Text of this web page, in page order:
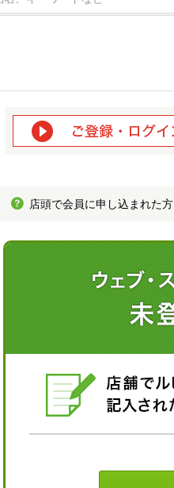
店頭で会員に申し込まれた